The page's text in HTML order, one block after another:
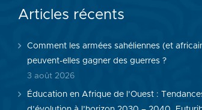
Articles récents
Comment les armées sahéliennes (et
peuvent-elles gagner des guerres ?
3 août 2026
Éducation en Afrique de l’Ouest :